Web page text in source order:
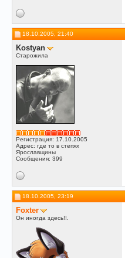
18.10.2005, 21:40
Kostyan
Старожила
Регистрация: 17.10.2005
Адрес: где то в степях
Ярославщины
Сообщения: 399
18.10.2005, 23:19
Foxter
Он иногда здесь!!.